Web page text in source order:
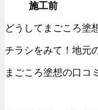
施工前
どうしてまごころ塗
チラシをみて！地元
まごころ塗想の口コ